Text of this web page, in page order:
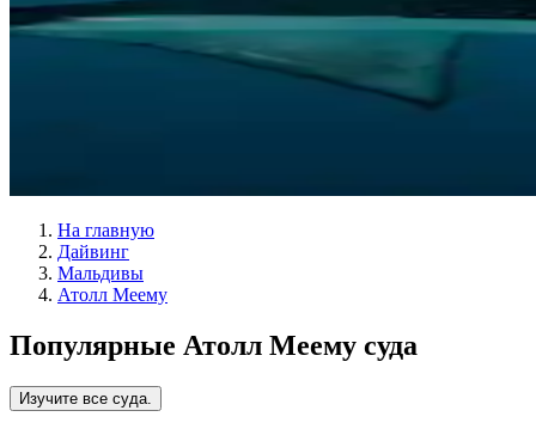
На главную
Дайвинг
Мальдивы
Атолл Меему
Популярные Атолл Меему суда
Изучите все суда.